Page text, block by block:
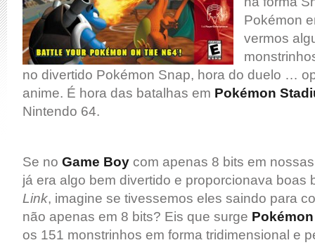
Pokémon
vermos
no divertido Pokémon Snap, hora do duelo …
anime. É hora das batalhas em Pokémon
Nintendo 64.
Se no Game Boy com apenas 8 bits em
já era algo bem divertido e proporcionava boas
Link, imagine se tivessemos eles saindo para
não apenas em 8 bits? Eis que surge
os 151 monstrinhos em forma tridimensional e